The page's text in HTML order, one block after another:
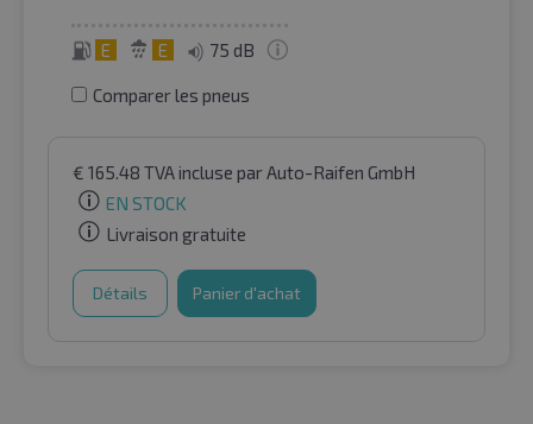
E E 75 dB
Comparer les pneus
€ 165.48 TVA incluse par Auto-Raifen GmbH
EN STOCK
Livraison gratuite
Détails Panier d'achat